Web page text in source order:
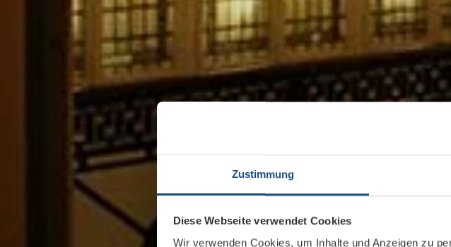
Zustimmung
Diese Webseite verwendet Cookies
Wir verwenden Cookies, um Inhalte und Anzeigen zu